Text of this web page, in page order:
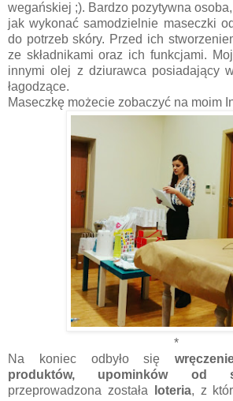
wegańskiej ;). Bardzo pozytywna
jak wykonać samodzielnie maseczki
do potrzeb skóry. Przed ich
ze składnikami oraz ich funkcjami.
innymi olej z dziurawca posiadający
łagodzące.
Maseczkę możecie zobaczyć na moim
*
Na koniec odbyło się
produktów, upominków od
przeprowadzona została
loteria, z